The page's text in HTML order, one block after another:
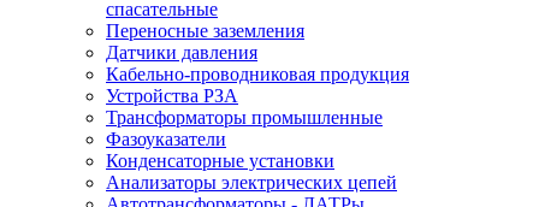
спасательные
Переносные заземления
Датчики давления
Кабельно-проводниковая продукция
Устройства РЗА
Трансформаторы промышленные
Фазоуказатели
Конденсаторные установки
Анализаторы электрических цепей